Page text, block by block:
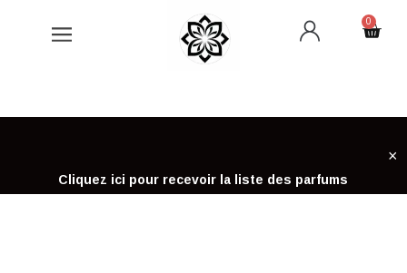
0
Cart
Cliquez ici pour recevoir la liste des parfums
×